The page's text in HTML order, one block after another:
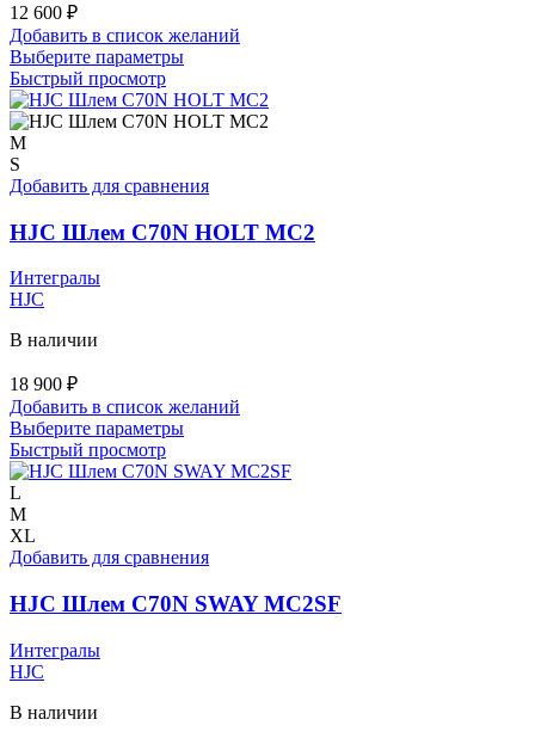
12 600 ₽
Добавить в список желаний
Выберите параметрыЭтот
имеет
несколько
можно
на
странице
Быстрый просмотр
M
S
Добавить для сравнения
HJC Шлем C70N HOLT MC2
Интегралы
HJC
В наличии
18 900 ₽
Добавить в список желаний
Выберите параметрыЭтот
имеет
можно
на
странице
Быстрый просмотр
L
M
XL
Добавить для сравнения
HJC Шлем C70N SWAY MC2SF
Интегралы
HJC
В наличии